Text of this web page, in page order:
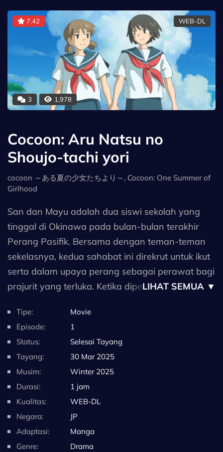
7.42 WEB-DL
3 1,978
Cocoon: Aru Natsu no
Shoujo-tachi yori
cocoon ～ある夏の少女たちより～, Cocoon: One Summer of
Girlhood
San dan Mayu adalah dua siswi sekolah yang
tinggal di Okinawa pada bulan-bulan terakhir
Perang Pasifik. Bersama dengan teman-teman
sekelasnya, kedua sahabat ini direkrut untuk ikut
serta dalam upaya perang sebagai perawat bagi
prajurit yang terluka. Ketika diperintahkan untuk
yang tersisa melarikan diri, namun harus
menghadapi lingkungan yang keras di surga
tropis yang telah berubah menjadi medan
perang yang mengerikan.
(Sumber: MAL News)
Catatan: Sinopsis diterjemahkan secara otomatis
oleh Google Translate.
LIHAT SEMUA ▼
Tipe:
Movie
Episode:
1
Status:
Selesai Tayang
Tayang:
30 Mar 2025
Musim:
Winter 2025
Durasi:
1 jam
Kualitas:
WEB-DL
Negara:
JP
Adaptasi:
Manga
Genre:
Drama